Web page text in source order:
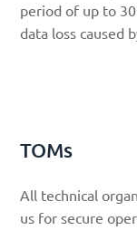
period of up to
data loss caused
TOMs
All technical
us for secure